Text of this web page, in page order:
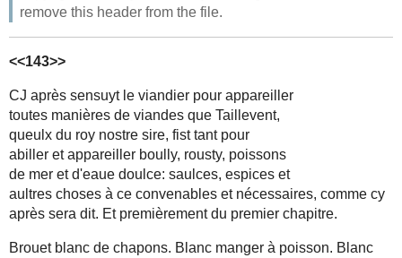
remove this header from the file.
<<143>>
CJ après sensuyt le viandier pour appareiller
toutes manières de viandes que Taillevent,
queulx du roy nostre sire, fist tant pour
abiller et appareiller boully, rousty, poissons
de mer et d'eaue doulce: saulces, espices et
aultres choses à ce convenables et nécessaires, comme cy
après sera dit. Et premièrement du premier chapitre.
Brouet blanc de chapons. Blanc manger à poisson. Blanc